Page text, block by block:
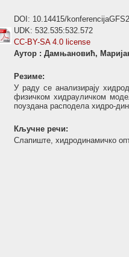
DOI: 10.14415/
UDK: 532.535:532.572
CC-BY-SA 4.0 license
Аутор : Дамњановић,
Резиме:
У раду се анализирају
физичком хидрауличком
поуздана расподела хидро-
Кључне речи:
Слапиште, хидродинамичко